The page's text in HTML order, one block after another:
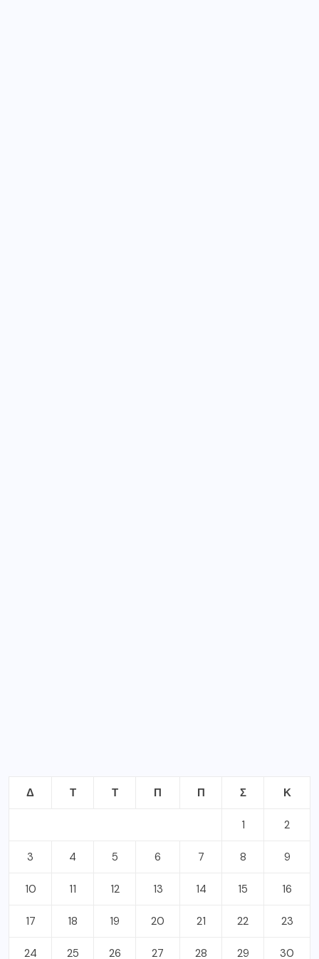
Δ Τ Τ Π Π Σ Κ
1 2
3 4 5 6 7 8 9
10 11 12 13 14 15 16
17 18 19 20 21 22 23
24 25 26 27 28 29 30